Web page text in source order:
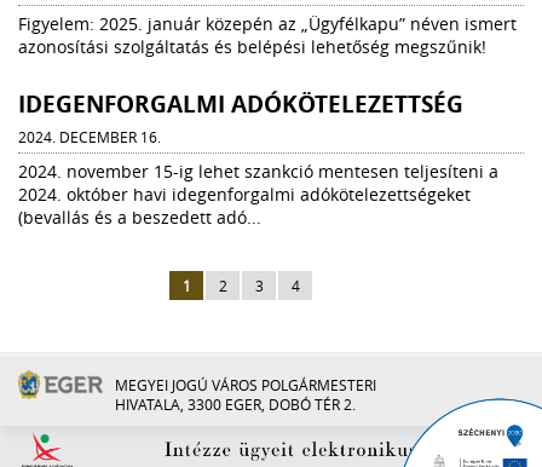
Figyelem: 2025. január közepén az „Ügyfélkapu” néven ismert
azonosítási szolgáltatás és belépési lehetőség megszűnik!
IDEGENFORGALMI ADÓKÖTELEZETTSÉG
2024. DECEMBER 16.
2024. november 15-ig lehet szankció mentesen teljesíteni a
2024. október havi idegenforgalmi adókötelezettségeket
(bevallás és a beszedett adó...
1 2 3 4
MEGYEI JOGÚ VÁROS POLGÁRMESTERI
HIVATALA, 3300 EGER, DOBÓ TÉR 2.